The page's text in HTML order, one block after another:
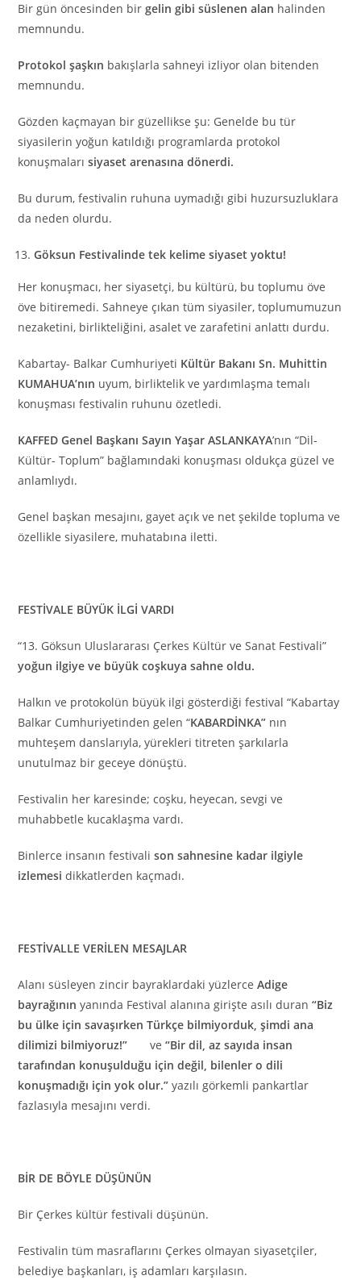
Bir gün öncesinden birgelin gibi süslenen alan halinden
memnundu.
Protokol şaşkın bakışlarla sahneyi izliyor olan bitenden
memnundu.
Gözden kaçmayan bir güzellikse şu: Genelde bu tür
siyasilerin yoğun katıldığı programlarda protokol
konuşmalarısiyaset arenasına dönerdi.
Bu durum, festivalin ruhuna uymadığı gibi huzursuzluklara
da neden olurdu.
Göksun Festivalinde tek kelime siyaset yoktu!
Her konuşmacı, her siyasetçi, bu kültürü, bu toplumu öve
öve bitiremedi. Sahneye çıkan tüm siyasiler, toplumumuzun
nezaketini, birlikteliğini, asalet ve zarafetini anlattı durdu.
Kabartay- Balkar Cumhuriyeti Kültür Bakanı Sn. Muhittin
KUMAHUA’nın uyum, birliktelik ve yardımlaşma temalı
konuşması festivalin ruhunu özetledi.
KAFFED Genel Başkanı Sayın Yaşar ASLANKAYA’nın “Dil-
Kültür- Toplum” bağlamındaki konuşması oldukça güzel ve
anlamlıydı.
Genel başkan mesajını, gayet açık ve net şekilde topluma ve
özellikle siyasilere, muhatabına iletti.
FESTİVALE BÜYÜK İLGİ VARDI
“13. Göksun Uluslararası Çerkes Kültür ve Sanat Festivali”
yoğun ilgiye ve büyük coşkuya sahne oldu.
Halkın ve protokolün büyük ilgi gösterdiği festival “Kabartay
Balkar Cumhuriyetinden gelen “KABARDİNKA” nın
muhteşem danslarıyla, yürekleri titreten şarkılarla
unutulmaz bir geceye dönüştü.
Festivalin her karesinde; coşku, heyecan, sevgi ve
muhabbetle kucaklaşma vardı.
Binlerce insanın festivalison sahnesine kadar ilgiyle
izlemesi dikkatlerden kaçmadı.
FESTİVALLE VERİLEN MESAJLAR
Alanı süsleyen zincir bayraklardaki yüzlerceAdige
bayrağının yanında Festival alanına girişte asılı duran“Biz
bu ülke için savaşırken Türkçe bilmiyorduk, şimdi ana
dilimizi bilmiyoruz!” ve“Bir dil, az sayıda insan
tarafından konuşulduğu için değil, bilenler o dili
konuşmadığı için yok olur.” yazılı görkemli pankartlar
fazlasıyla mesajını verdi.
BİR DE BÖYLE DÜŞÜNÜN
Bir Çerkes kültür festivali düşünün.
Festivalin tüm masraflarını Çerkes olmayan siyasetçiler,
belediye başkanları, iş adamları karşılasın.